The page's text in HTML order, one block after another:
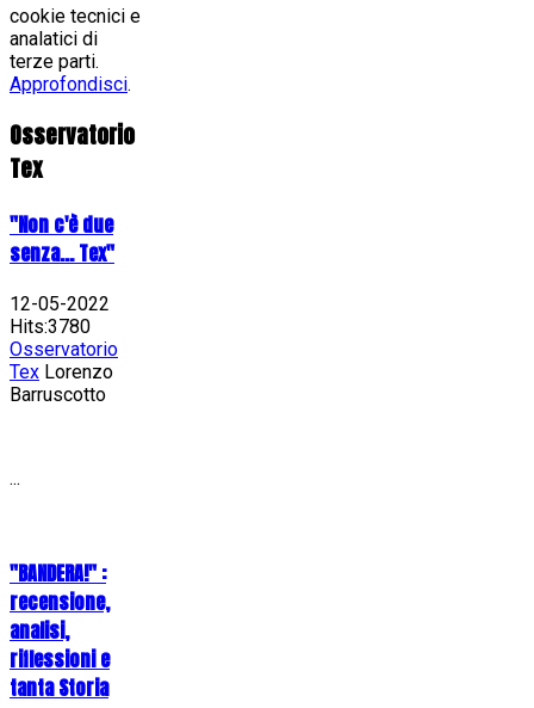
cookie tecnici e
analatici di
terze parti.
Approfondisci.
Osservatorio
Tex
"Non c'è due
senza... Tex"
12-05-2022
Hits:3780
Osservatorio
Tex Lorenzo
Barruscotto
...
"BANDERA!" :
recensione,
analisi,
riflessioni e
tanta Storia